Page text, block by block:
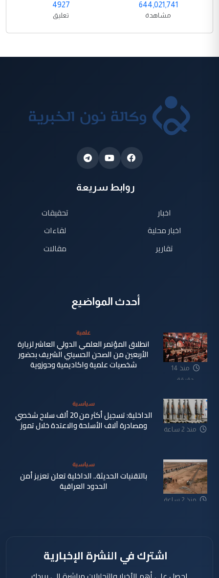
644,021,741
مشاهدة
4927
تعليق
روابط سريعة
اخبار
اخبار محلية
تقارير
تحقيقات
لقاءات
مقالات
أحدث المواضيع
منذ 14
دقيقة
علمية
انطلاق المؤتمر العلمي الدولي العاشر لزيارة
الأربعين من الصحن الحسيني الشريف بحضور
شخصيات علمية واكاديمية وحوزوية
منذ 2 ساعة
سياسية
الداخلية: تسجيل أكثر من 20 ألف سلاح شخصي
ومصادرة آلاف الأسلحة والاعتدة خلال تموز
منذ 2 ساعة
سياسية
بالتقنيات الحديثة.. الداخلية تعلن تعزيز أمن
الحدود العراقية
اشترك في النشرة الإخبارية